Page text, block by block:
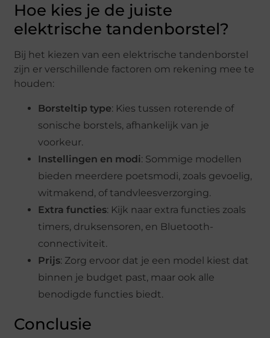
Hoe kies je de juiste
elektrische tandenborstel?
Bij het kiezen van een elektrische tandenborstel
zijn er verschillende factoren om rekening mee te
houden:
Borsteltip type: Kies tussen roterende of
sonische borstels, afhankelijk van je
voorkeur.
Instellingen en modi: Sommige modellen
bieden meerdere poetsmodi, zoals gevoelig,
witmakend, of tandvleesverzorging.
Extra functies: Kijk naar extra functies zoals
timers, druksensoren, en Bluetooth-
connectiviteit.
Prijs: Zorg ervoor dat je een model kiest dat
binnen je budget past, maar ook alle
benodigde functies biedt.
Conclusie